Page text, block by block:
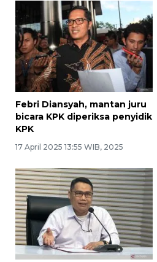
Febri Diansyah, mantan juru
bicara KPK diperiksa penyidik
KPK
17 April 2025 13:55 WIB, 2025